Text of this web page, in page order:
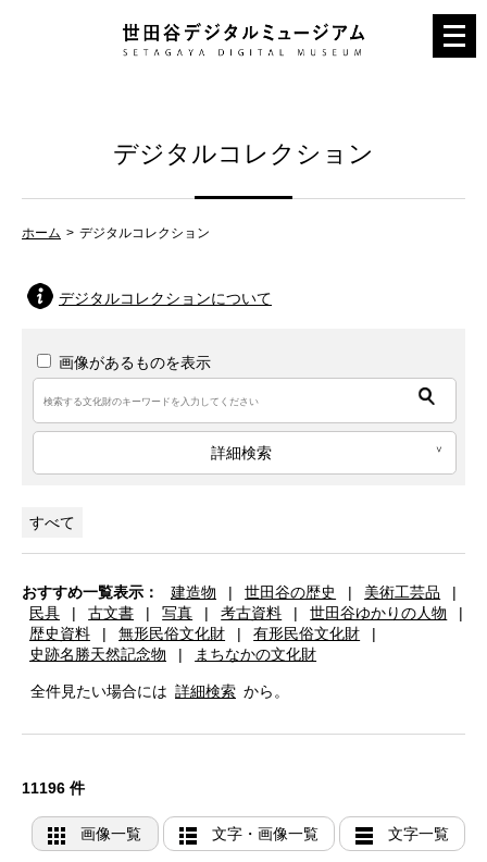
メ
ニ
デジタルコレクション
ホーム デジタルコレクション
デジタルコレクションについて
画像があるものを表示
詳細検索
すべて
おすすめ一覧表示： 建造物 | 世田谷の歴史 | 美術工芸品
|
民具
| 古文書 | 写真 | 考古資料 | 世田谷ゆかりの人物
|
歴史資料
| 無形民俗文化財 | 有形民俗文化財
|
史跡名勝天然記念物
| まちなかの文化財
全件見たい場合には 詳細検索 から。
11196 件
画像一覧 文字・画像一覧 文字一覧